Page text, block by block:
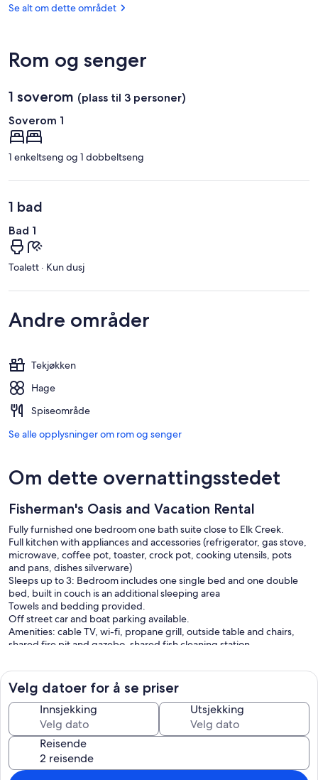
(ERI-
Se alt om dette området
Rom og senger
1 soverom (plass til 3 personer)
Soverom 1
1 enkeltseng og 1 dobbeltseng
1 bad
Bad 1
Toalett · Kun dusj
Andre områder
Tekjøkken
Hage
Spiseområde
Se alle opplysninger om rom og senger
Om dette overnattingsstedet
Fisherman's Oasis and Vacation Rental
Fully furnished one bedroom one bath suite close to Elk Creek.
Full kitchen with appliances and accessories (refrigerator, gas stove,
microwave, coffee pot, toaster, crock pot, cooking utensils, pots
and pans, dishes silverware)
Sleeps up to 3: Bedroom includes one single bed and one double
bed, built in couch is an additional sleeping area
Towels and bedding provided.
Off street car and boat parking available.
Amenities: cable TV, wi-fi, propane grill, outside table and chairs,
shared fire pit and gazebo, shared fish cleaning station.
This is the smaller of two units in the house. Both have separate
entrances, grills and outdoor eating areas. The fire pit, gazebo and
fish cleaning station are shared.
The price listed is for up to 2 guests. There is an additional charge
for a 3rd guest.
Approximate distances to local areas:
Elk Creek Access Area - 5 miles
Velg datoer for å se priser
Innsjekking Utsjekking
Reisende